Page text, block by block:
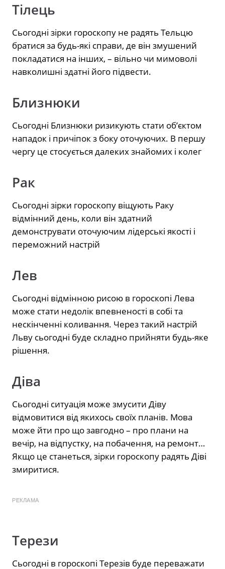
Тілець
Сьогодні зірки гороскопу не радять Тельцю
братися за будь-які справи, де він змушений
покладатися на інших, – вільно чи мимоволі
навколишні здатні його підвести.
Близнюки
Сьогодні Близнюки ризикують стати об’єктом
нападок і причіпок з боку оточуючих. В першу
чергу це стосується далеких знайомих і колег
Рак
Сьогодні зірки гороскопу віщують Раку
відмінний день, коли він здатний
демонструвати оточуючим лідерські якості і
переможний настрій
Лев
Сьогодні відмінною рисою в гороскопі Лева
може стати недолік впевненості в собі та
нескінченні коливання. Через такий настрій
Льву сьогодні буде складно прийняти будь-яке
рішення.
Діва
Сьогодні ситуація може змусити Діву
відмовитися від якихось своїх планів. Мова
може йти про що завгодно – про плани на
вечір, на відпустку, на побачення, на ремонт…
Якщо це станеться, зірки гороскопу радять Діві
змиритися.
РЕКЛАМА
Терези
Сьогодні в гороскопі Терезів буде переважати